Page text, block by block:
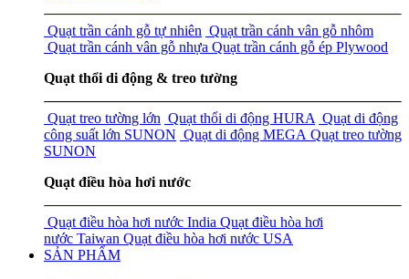
Quạt trần cánh gỗ tự nhiên Quạt trần cánh vân gỗ nhôm
Quạt trần cánh vân gỗ nhựa Quạt trần cánh gỗ ép Plywood
Quạt thổi di động & treo tường
Quạt treo tường lớn Quạt thổi di động HURA Quạt di động
công suất lớn SUNON Quạt di động MEGA Quạt treo tường
SUNON
Quạt điều hòa hơi nước
Quạt điều hòa hơi nước India Quạt điều hòa hơi
nước Taiwan Quạt điều hòa hơi nước USA
SẢN PHẨM